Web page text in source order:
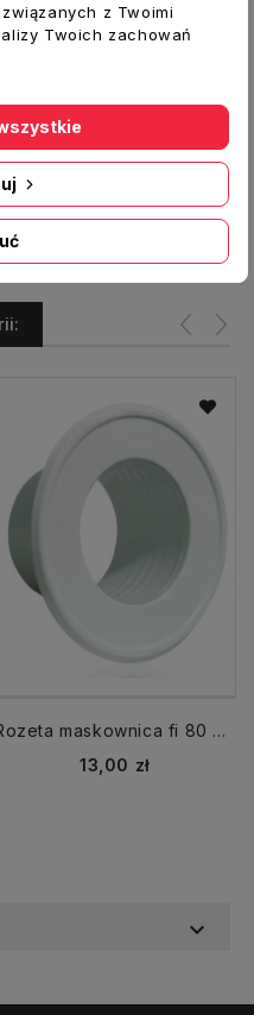
Rozeta maskownica fi 80 mm biała kołnierz
Cena
13,00 zł

z Twoimi
Twoich zachowań